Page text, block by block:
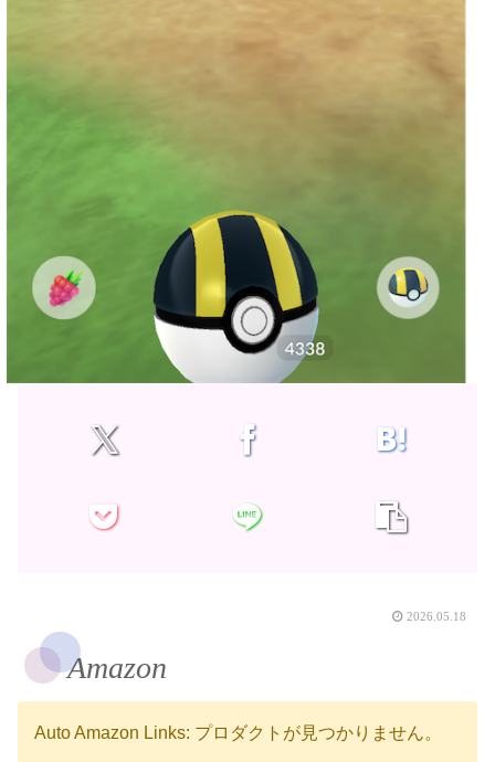
2026.05.18
Amazon
Auto Amazon Links: プロダクトが見つかりません。